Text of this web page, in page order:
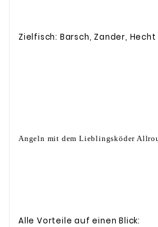
Zielfisch: Barsch, Zander, Hecht
Angeln mit dem Lieblingsköder
Alle Vorteile auf einen Blick: